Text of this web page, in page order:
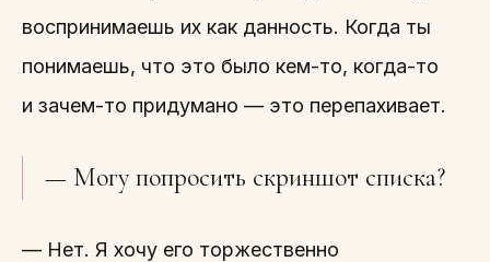
воспринимаешь их как данность. Когда ты
понимаешь, что это было кем-то, когда-то
и зачем-то придумано — это перепахивает.
— Могу попросить скриншот списка?
— Нет. Я хочу его торжественно